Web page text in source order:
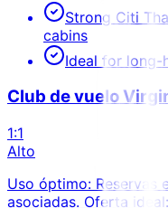
Strong Citi
cabins
Ideal for long-
Club de vuelo
1:1
Alto
Uso óptimo: Reservas
asociadas. Oferta